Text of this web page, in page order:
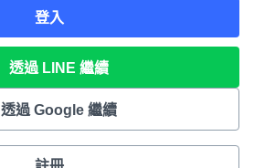
登入
透過 LINE 繼續
透過 Google 繼續